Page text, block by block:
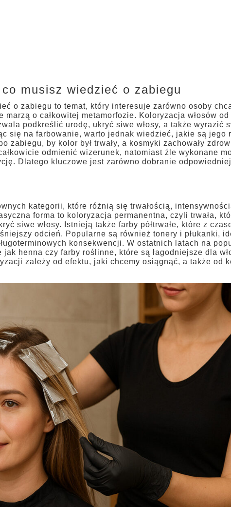
musisz wiedzieć o zabiegu
o zabiegu to temat, który interesuje zarówno osoby
o całkowitej metamorfozie. Koloryzacja włosów od
podkreślić urodę, ukryć siwe włosy, a także wyrazić
się na farbowanie, warto jednak wiedzieć, jakie są jego
zabiegu, by kolor był trwały, a kosmyki zachowały
odmienić wizerunek, natomiast źle wykonane
Dlatego kluczowe jest zarówno dobranie
kategorii, które różnią się trwałością,
forma to koloryzacja permanentna, czyli trwała,
siwe włosy. Istnieją także farby półtrwałe, które z
odcień. Popularne są również tonery i płukanki,
konsekwencji. W ostatnich latach na
henna czy farby roślinne, które są łagodniejsze dla
zależy od efektu, jaki chcemy osiągnąć, a także od